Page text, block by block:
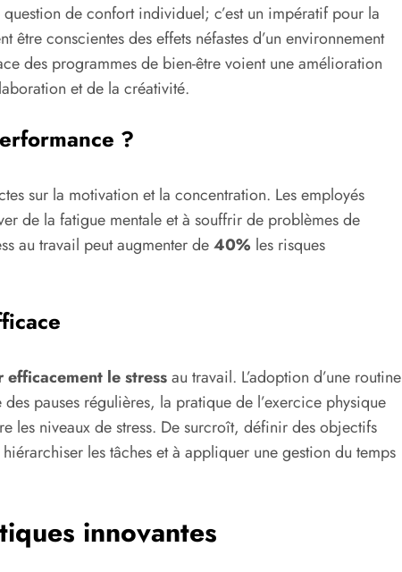
de confort individuel; c’est un impératif pour la
être conscientes des effets néfastes d’un environnement
des programmes de bien-être voient une amélioration
et de la créativité.
?
sur la motivation et la concentration. Les employés
de la fatigue mentale et à souffrir de problèmes de
au travail peut augmenter de40% les risques
efficacement le stressau travail. L’adoption d’une routine
pauses régulières, la pratique de l’exercice physique
les niveaux de stress. De surcroît, définir des objectifs
les tâches et à appliquer une gestion du temps
innovantes